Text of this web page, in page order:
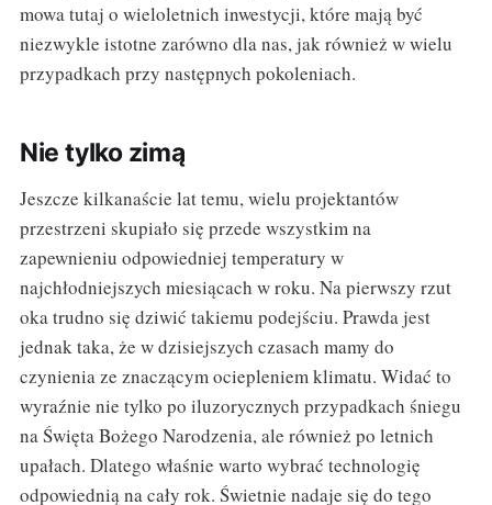
mowa tutaj o wieloletnich inwestycji, które mają być
niezwykle istotne zarówno dla nas, jak również w wielu
przypadkach przy następnych pokoleniach.
Nie tylko zimą
Jeszcze kilkanaście lat temu, wielu projektantów
przestrzeni skupiało się przede wszystkim na
zapewnieniu odpowiedniej temperatury w
najchłodniejszych miesiącach w roku. Na pierwszy rzut
oka trudno się dziwić takiemu podejściu. Prawda jest
jednak taka, że w dzisiejszych czasach mamy do
czynienia ze znaczącym ociepleniem klimatu. Widać to
wyraźnie nie tylko po iluzorycznych przypadkach śniegu
na Święta Bożego Narodzenia, ale również po letnich
upałach. Dlatego właśnie warto wybrać technologię
odpowiednią na cały rok. Świetnie nadaje się do tego